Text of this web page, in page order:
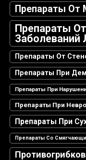
Препараты От
Препараты
Заболеваний
Препараты От
Препараты При
Препараты При
Препараты При
Препараты При
Препараты Со